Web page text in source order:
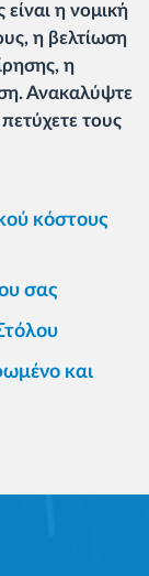
η νομική
η βελτίωση
η
Ανακαλύψτε
τους
κόστους
σας
και